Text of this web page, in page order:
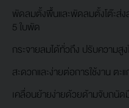
พัดลมตั้งพื้นและพัดลมตั้งโต๊ะส่
5 ใบพัด
กระจายลมได้ทั่วถึง ปรับความสู
สะดวกและง่ายต่อการใช้งาน ต
เคลื่อนย้ายง่ายด้วยด้ามจับถนัด